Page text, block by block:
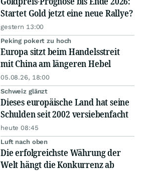
Startet Gold jetzt eine neue Rallye?
gestern 13:00
Peking pokert zu hoch
Europa sitzt beim Handelsstreit
mit China am längeren Hebel
05.08.26, 18:00
Schweiz glänzt
Dieses europäische Land hat seine
Schulden seit 2002 versiebenfacht
heute 08:45
Luft nach oben
Die erfolgreichste Währung der
Welt hängt die Konkurrenz ab